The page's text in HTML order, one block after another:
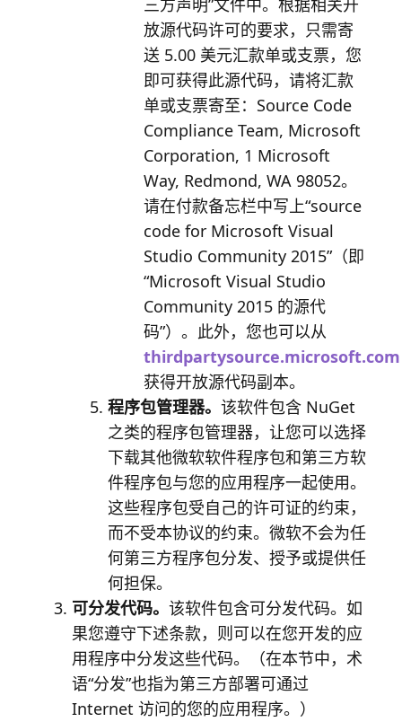
三方声明”文件中。根据相关开
放源代码许可的要求，只需寄
送 5.00 美元汇款单或支票，您
即可获得此源代码，请将汇款
单或支票寄至：Source Code
Compliance Team, Microsoft
Corporation, 1 Microsoft
Way, Redmond, WA 98052。
请在付款备忘栏中写上“source
code for Microsoft Visual
Studio Community 2015”（即
“Microsoft Visual Studio
Community 2015 的源代
码”）。此外，您也可以从
thirdpartysource.microsoft.com
获得开放源代码副本。
程序包管理器。 该软件包含 NuGet
之类的程序包管理器，让您可以选择
下载其他微软软件程序包和第三方软
件程序包与您的应用程序一起使用。
这些程序包受自己的许可证的约束，
而不受本协议的约束。微软不会为任
何第三方程序包分发、授予或提供任
何担保。
可分发代码。 该软件包含可分发代码。如
果您遵守下述条款，则可以在您开发的应
用程序中分发这些代码。（在本节中，术
语“分发”也指为第三方部署可通过
Internet 访问的您的应用程序。）